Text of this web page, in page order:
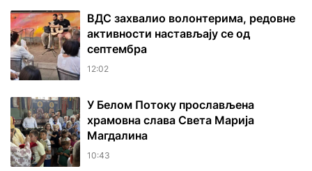
ВДС захвалио волонтерима, редовне
активности настављају се од
септембра
12:02
У Белом Потоку прослављена
храмовна слава Света Марија
Магдалина
10:43